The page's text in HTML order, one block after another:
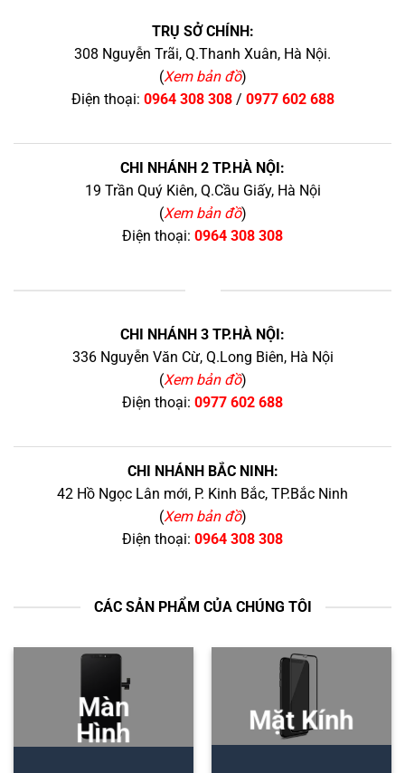
TRỤ SỞ CHÍNH:
308 Nguyễn Trãi, Q.Thanh Xuân, Hà Nội.
(Xem bản đồ)
Điện thoại: 0964 308 308/ 0977 602 688
CHI NHÁNH 2 TP.HÀ NỘI:
19 Trần Quý Kiên, Q.Cầu Giấy, Hà Nội
(Xem bản đồ)
Điện thoại: 0964 308 308
CHI NHÁNH 3 TP.HÀ NỘI:
336 Nguyễn Văn Cừ, Q.Long Biên, Hà Nội
(Xem bản đồ)
Điện thoại: 0977 602 688
CHI NHÁNH BẮC NINH:
42 Hồ Ngọc Lân mới, P. Kinh Bắc, TP.Bắc Ninh
(Xem bản đồ)
Điện thoại: 0964 308 308
CÁC SẢN PHẨM CỦA CHÚNG TÔI
Màn
Hình
Mặt Kính